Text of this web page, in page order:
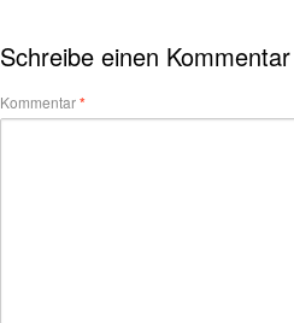
Schreibe einen Kommentar
Kommentar*